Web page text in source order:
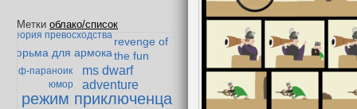
Метки облако/список
режим приключенца
ms dwarf
adventure
revenge of
the fun
тюрьма для армока
теория превосходства
параноик
история одного эльфа
юмор